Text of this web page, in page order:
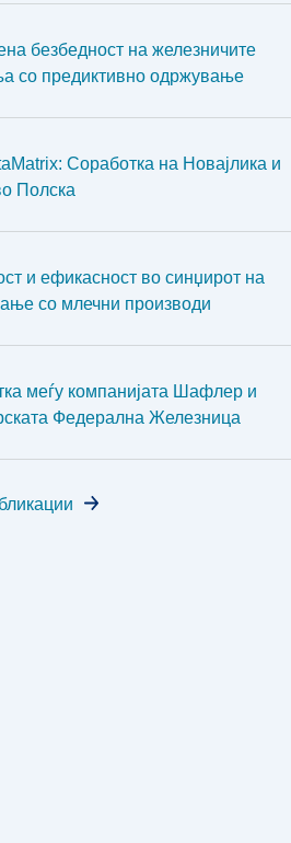
безбедност на железничите
со предиктивно одржување
Соработка на Новајлика и
Полска
и ефикасност во синџирот на
со млечни производи
меѓу компанијата Шафлер и
Федерална Железница